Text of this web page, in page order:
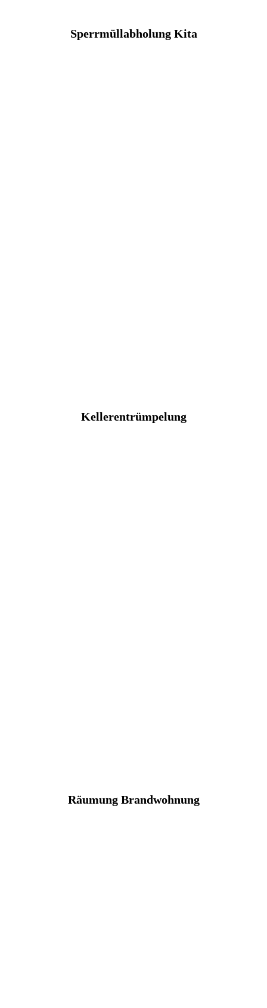
Sperrmüllabholung Kita
Kellerentrümpelung
Räumung Brandwohnung